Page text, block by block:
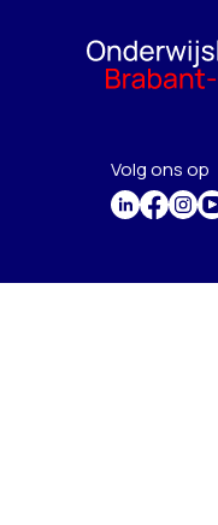
Volg ons op